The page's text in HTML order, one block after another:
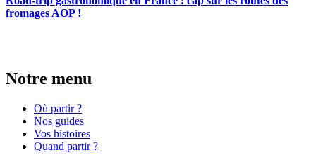
fromages AOP !
Notre menu
Où partir ?
Nos guides
Vos histoires
Quand partir ?